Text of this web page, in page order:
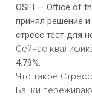
OSFI — Office of
принял решение
стресс тест для
Сейчас
4.79%.
Что такое
Банки